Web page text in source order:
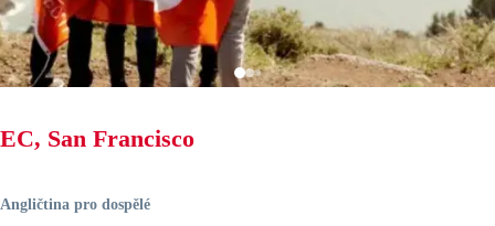
EC, San Francisco
Angličtina pro dospělé